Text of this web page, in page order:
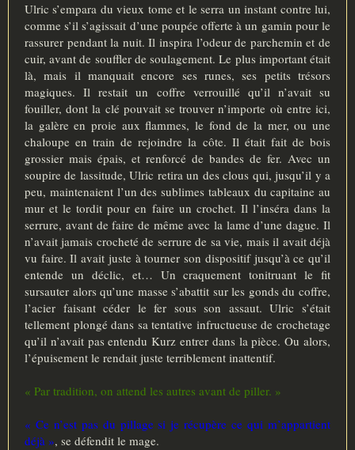
Ulric s’empara du vieux tome et le serra un instant contre lui,
comme s’il s’agissait d’une poupée offerte à un gamin pour le
rassurer pendant la nuit. Il inspira l’odeur de parchemin et de
cuir, avant de souffler de soulagement. Le plus important était
là, mais il manquait encore ses runes, ses petits trésors
magiques. Il restait un coffre verrouillé qu’il n’avait su
fouiller, dont la clé pouvait se trouver n’importe où entre ici,
la galère en proie aux flammes, le fond de la mer, ou une
chaloupe en train de rejoindre la côte. Il était fait de bois
grossier mais épais, et renforcé de bandes de fer. Avec un
soupire de lassitude, Ulric retira un des clous qui, jusqu’il y a
peu, maintenaient l’un des sublimes tableaux du capitaine au
mur et le tordit pour en faire un crochet. Il l’inséra dans la
serrure, avant de faire de même avec la lame d’une dague. Il
n’avait jamais crocheté de serrure de sa vie, mais il avait déjà
vu faire. Il avait juste à tourner son dispositif jusqu’à ce qu’il
entende un déclic, et… Un craquement tonitruant le fit
sursauter alors qu’une masse s’abattit sur les gonds du coffre,
l’acier faisant céder le fer sous son assaut. Ulric s’était
tellement plongé dans sa tentative infructueuse de crochetage
qu’il n’avait pas entendu Kurz entrer dans la pièce. Ou alors,
l’épuisement le rendait juste terriblement inattentif.
« Par tradition, on attend les autres avant de piller. »
« Ce n’est pas du pillage si je récupère ce qui m’appartient
déjà », se défendit le mage.